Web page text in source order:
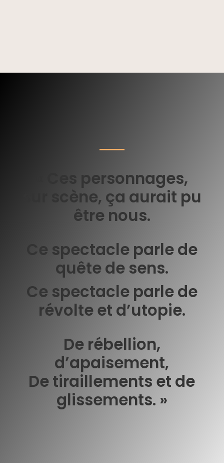
« Ces personnages,
sur scène, ça aurait pu
être nous.
Ce spectacle parle de
quête de sens.
Ce spectacle parle de
révolte et d’utopie.
De rébellion,
d’apaisement,
De tiraillements et de
glissements. »